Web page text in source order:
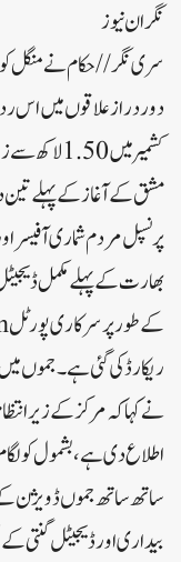
نگران نیوز
سری نگر// حکام نے منگل
دور دراز علاقوں میں اس
مشق کے آغاز کے پہلے تین
پرنسپل مردم شماری آفیسر
بھارت کے پہلے مکمل
ریکارڈ کی گئی ہے۔ جموں
نے کہا کہ مرکز کے زیر
اطلاع دی ہے، بشمول
ساتھ ساتھ جموں ڈویژن
بیداری اور ڈیجیٹل گنتی